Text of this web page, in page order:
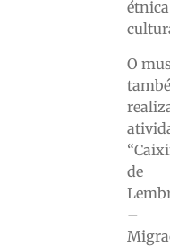
O
de
–